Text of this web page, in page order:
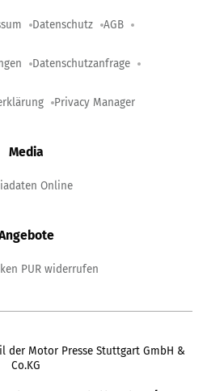
Datenschutz AGB
Datenschutzanfrage
Privacy Manager
Media
Online
PUR widerrufen
der Motor Presse Stuttgart GmbH &
Co.KG